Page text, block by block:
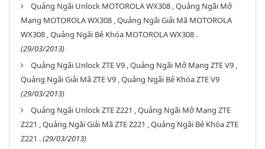
Quảng Ngãi Unlock MOTOROLA WX308 , Quảng Ngãi Mở
Mạng MOTOROLA WX308 , Quảng Ngãi Giải Mã MOTOROLA
WX308 , Quảng Ngãi Bẻ Khóa MOTOROLA WX308 .
(29/03/2013)
Quảng Ngãi Unlock ZTE V9 , Quảng Ngãi Mở Mạng ZTE V9 ,
Quảng Ngãi Giải Mã ZTE V9 , Quảng Ngãi Bẻ Khóa ZTE V9
(29/03/2013)
Quảng Ngãi Unlock ZTE Z221 , Quảng Ngãi Mở Mạng ZTE
Z221 , Quảng Ngãi Giải Mã ZTE Z221 , Quảng Ngãi Bẻ Khóa ZTE
Z221 .(29/03/2013)